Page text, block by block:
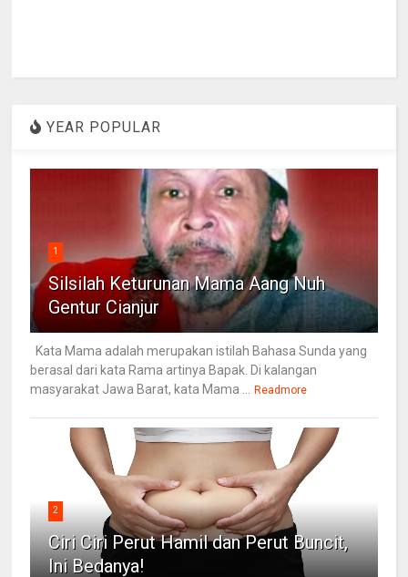
YEAR POPULAR
1
Silsilah Keturunan Mama Aang Nuh
Gentur Cianjur
Kata Mama adalah merupakan istilah Bahasa Sunda yang
berasal dari kata Rama artinya Bapak. Di kalangan
masyarakat Jawa Barat, kata Mama ... Readmore
2
Ciri Ciri Perut Hamil dan Perut Buncit,
Ini Bedanya!